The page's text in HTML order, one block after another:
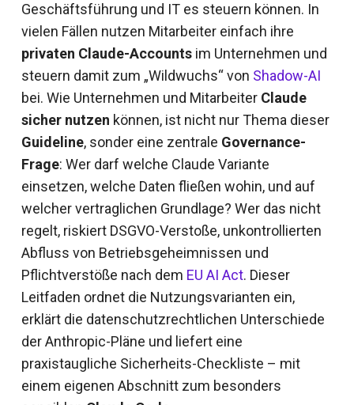
Geschäftsführung und IT es steuern können. In
vielen Fällen nutzen Mitarbeiter einfach ihre
privaten Claude-Accountsim Unternehmen und
steuern damit zum „Wildwuchs“ von Shadow-AI
bei. Wie Unternehmen und Mitarbeiter Claude
sicher nutzen können, ist nicht nur Thema dieser
Guideline, sonder eine zentrale Governance-
Frage: Wer darf welche Claude Variante
einsetzen, welche Daten fließen wohin, und auf
welcher vertraglichen Grundlage? Wer das nicht
regelt, riskiert DSGVO-Verstoße, unkontrollierten
Abfluss von Betriebsgeheimnissen und
Pflichtverstöße nach dem EU AI Act. Dieser
Leitfaden ordnet die Nutzungsvarianten ein,
erklärt die datenschutzrechtlichen Unterschiede
der Anthropic-Pläne und liefert eine
praxistaugliche Sicherheits-Checkliste – mit
einem eigenen Abschnitt zum besonders